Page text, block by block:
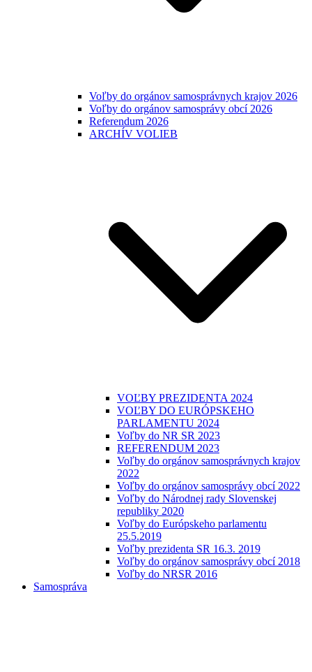
Voľby do orgánov samosprávnych krajov 2026
Voľby do orgánov samosprávy obcí 2026
Referendum 2026
ARCHÍV VOLIEB
VOĽBY PREZIDENTA 2024
VOĽBY DO EURÓPSKEHO
PARLAMENTU 2024
Voľby do NR SR 2023
REFERENDUM 2023
Voľby do orgánov samosprávnych krajov
2022
Voľby do orgánov samosprávy obcí 2022
Voľby do Národnej rady Slovenskej
republiky 2020
Voľby do Európskeho parlamentu
25.5.2019
Voľby prezidenta SR 16.3. 2019
Voľby do orgánov samosprávy obcí 2018
Voľby do NRSR 2016
Samospráva